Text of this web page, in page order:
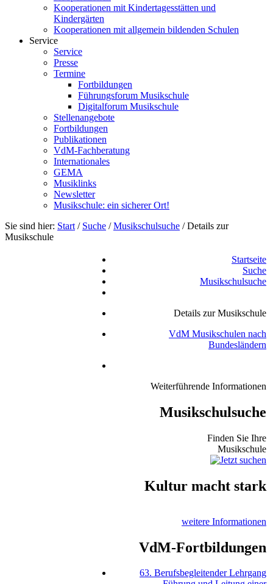
Kooperationen mit Kindertagesstätten und
Kindergärten
Kooperationen mit allgemein bildenden Schulen
Service
Service
Presse
Termine
Fortbildungen
Führungsforum Musikschule
Digitalforum Musikschule
Stellenangebote
Fortbildungen
Publikationen
VdM-Fachberatung
Internationales
GEMA
Musiklinks
Newsletter
Musikschule: ein sicherer Ort!
Sie sind hier: Start / Suche /Musikschulsuche /Details zur
Musikschule
Startseite
Suche
Musikschulsuche
Details zur Musikschule
VdM Musikschulen nach
Bundesländern
Weiterführende Informationen
Musikschulsuche
Finden Sie Ihre
Musikschule
Kultur macht stark
weitere Informationen
VdM-Fortbildungen
63. Berufsbegleitender Lehrgang